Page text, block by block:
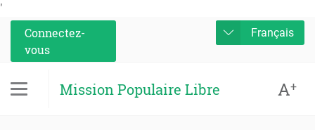
'
Connectez-
vous
Français
Mission Populaire Libre A+